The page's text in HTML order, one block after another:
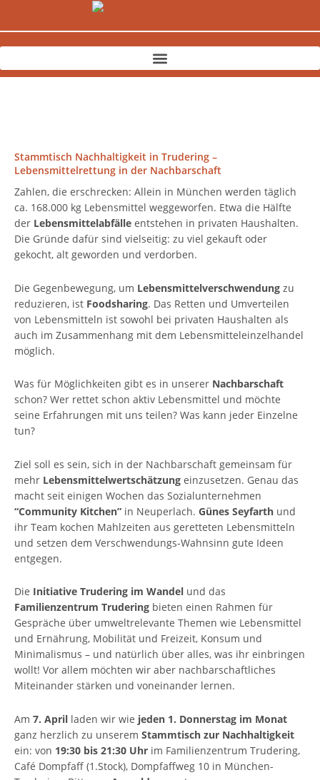
Stammtisch Nachhaltigkeit in Trudering –
Lebensmittelrettung in der Nachbarschaft
Zahlen, die erschrecken: Allein in München werden täglich
ca. 168.000 kg Lebensmittel weggeworfen. Etwa die Hälfte
der Lebensmittelabfälle entstehen in privaten Haushalten.
Die Gründe dafür sind vielseitig: zu viel gekauft oder
gekocht, alt geworden und verdorben.
Die Gegenbewegung, um Lebensmittelverschwendung zu
reduzieren, ist Foodsharing. Das Retten und Umverteilen
von Lebensmitteln ist sowohl bei privaten Haushalten als
auch im Zusammenhang mit dem Lebensmitteleinzelhandel
möglich.
Was für Möglichkeiten gibt es in unserer Nachbarschaft
schon? Wer rettet schon aktiv Lebensmittel und möchte
seine Erfahrungen mit uns teilen? Was kann jeder Einzelne
tun?
Ziel soll es sein, sich in der Nachbarschaft gemeinsam für
mehr Lebensmittelwertschätzung einzusetzen. Genau das
macht seit einigen Wochen das Sozialunternehmen
“Community Kitchen” in Neuperlach. Günes Seyfarth und
ihr Team kochen Mahlzeiten aus geretteten Lebensmitteln
und setzen dem Verschwendungs-Wahnsinn gute Ideen
entgegen.
Die Initiative Trudering im Wandel und das
Familienzentrum Trudering bieten einen Rahmen für
Gespräche über umweltrelevante Themen wie Lebensmittel
und Ernährung, Mobilität und Freizeit, Konsum und
Minimalismus – und natürlich über alles, was ihr einbringen
wollt! Vor allem möchten wir aber nachbarschaftliches
Miteinander stärken und voneinander lernen.
Am 7. April laden wir wie jeden 1. Donnerstag im Monat
ganz herzlich zu unserem Stammtisch zur Nachhaltigkeit
ein: von 19:30 bis 21:30 Uhr im Familienzentrum Trudering,
Café Dompfaff (1.Stock), Dompfaffweg 10 in München-